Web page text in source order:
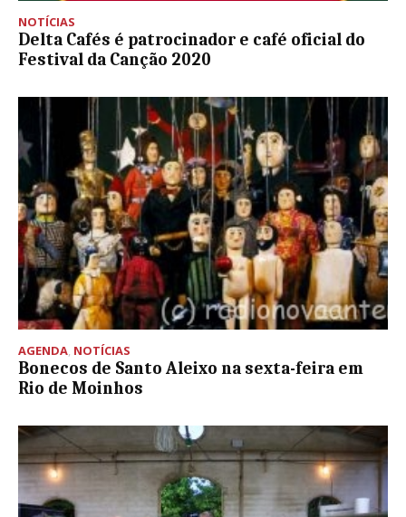
NOTÍCIAS
Delta Cafés é patrocinador e café oficial do
Festival da Canção 2020
AGENDA, NOTÍCIAS
Bonecos de Santo Aleixo na sexta-feira em
Rio de Moinhos